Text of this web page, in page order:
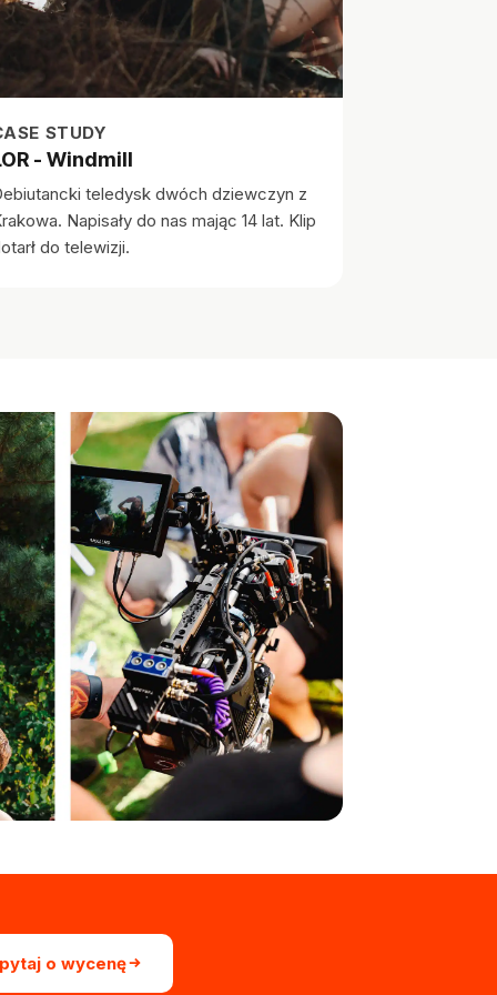
STUDY
- Windmill
teledysk dwóch dziewczyn z
Napisały do nas mając 14 lat. Klip
do telewizji.
o wycenę